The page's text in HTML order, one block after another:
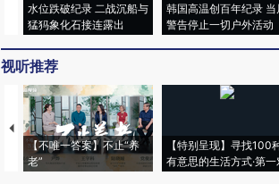
水位跌破纪录 二战沉船与
猛犸象化石接连露出
韩国高温创百年纪录 当
警告停止一切户外活动
视听推荐
【不唯一答案】不止“养
老”
【特别呈现】寻找100
有意思的生活方式·第一